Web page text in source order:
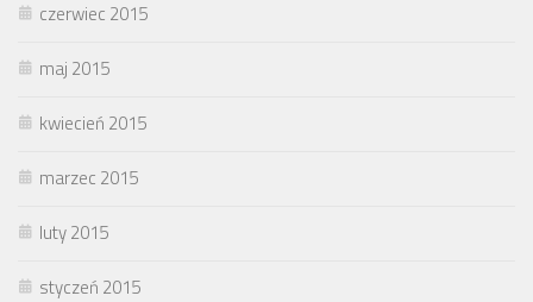
czerwiec 2015
maj 2015
kwiecień 2015
marzec 2015
luty 2015
styczeń 2015